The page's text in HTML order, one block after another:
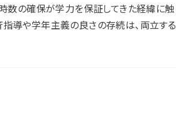
数の確保が学力を保証してきた経緯に触
導や学年主義の良さの存続は、両立する